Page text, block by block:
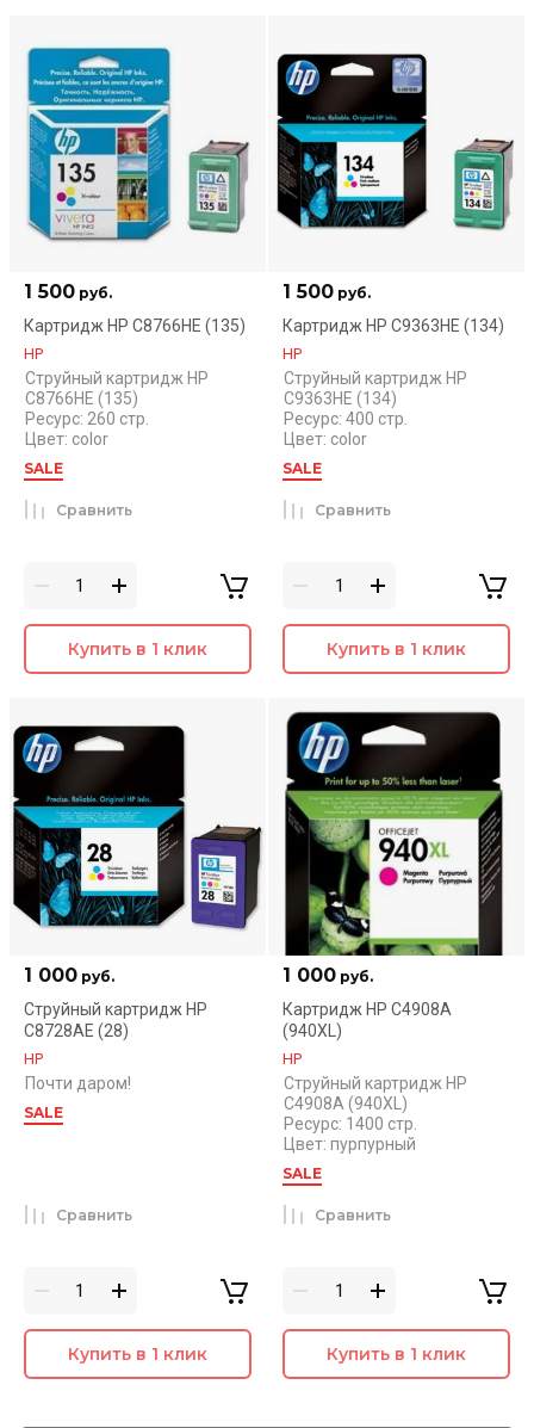
1 500руб.
Картридж HP C8766HE (135)
HP
Струйный картридж HP
C8766HE (135)
Ресурс: 260 стр.
Цвет: color
SALE
Сравнить
Купить в 1 клик
1 500 руб.
Картридж HP C9363HE (134)
HP
Струйный картридж HP
C9363HE (134)
Ресурс: 400 стр.
Цвет: color
SALE
Сравнить
Купить в 1 клик
1 000руб.
Струйный картридж HP
C8728AE (28)
HP
Почти даром!
SALE
Сравнить
Купить в 1 клик
1 000 руб.
Картридж HP C4908A
(940XL)
HP
Струйный картридж HP
C4908A (940XL)
Ресурс: 1400 стр.
Цвет: пурпурный
SALE
Сравнить
Купить в 1 клик